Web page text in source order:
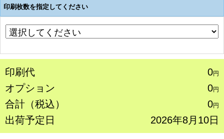
印刷枚数を指定してください
印刷代 0円
オプション 0円
合計（税込） 0円
出荷予定日 2026年8月10日